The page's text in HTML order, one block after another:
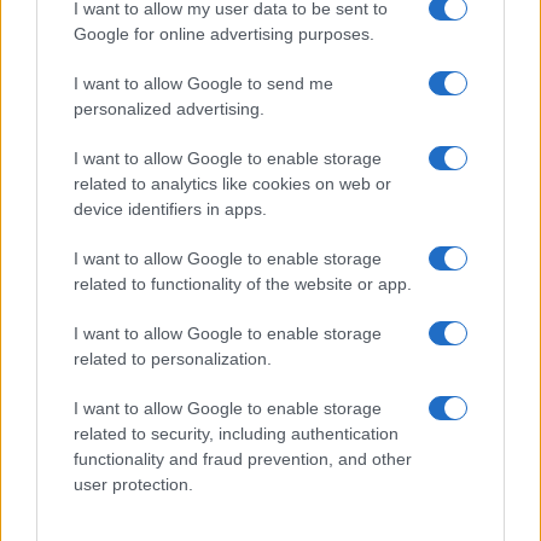
I want to allow my user data to be sent to
Google for online advertising purposes.
I want to allow Google to send me
personalized advertising.
I want to allow Google to enable storage
related to analytics like cookies on web or
device identifiers in apps.
I want to allow Google to enable storage
related to functionality of the website or app.
I want to allow Google to enable storage
related to personalization.
I want to allow Google to enable storage
related to security, including authentication
functionality and fraud prevention, and other
user protection.
“Mi piace la gnocca, si può dire?”.
Cosa pensare del compagno Rizzo
diMax Del Papa